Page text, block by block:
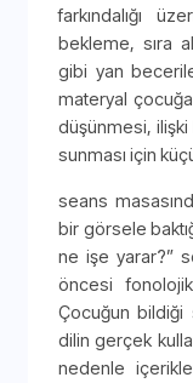
farkındalığı
bekleme, sıra
gibi yan
materyal
düşünmesi, ilişki
sunması için
seans
bir görsele
ne işe yarar?”
öncesi
Çocuğun bildiği
dilin gerçek
nedenle